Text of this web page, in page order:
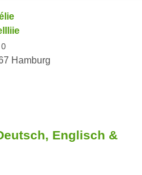
0
Hamburg
Englisch &